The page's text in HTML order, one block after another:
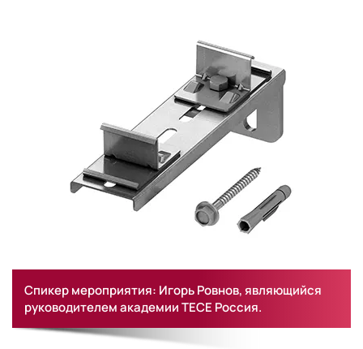
Спикер мероприятия: Игорь Ровнов, являющийся
руководителем академии ТЕСЕ Россия.